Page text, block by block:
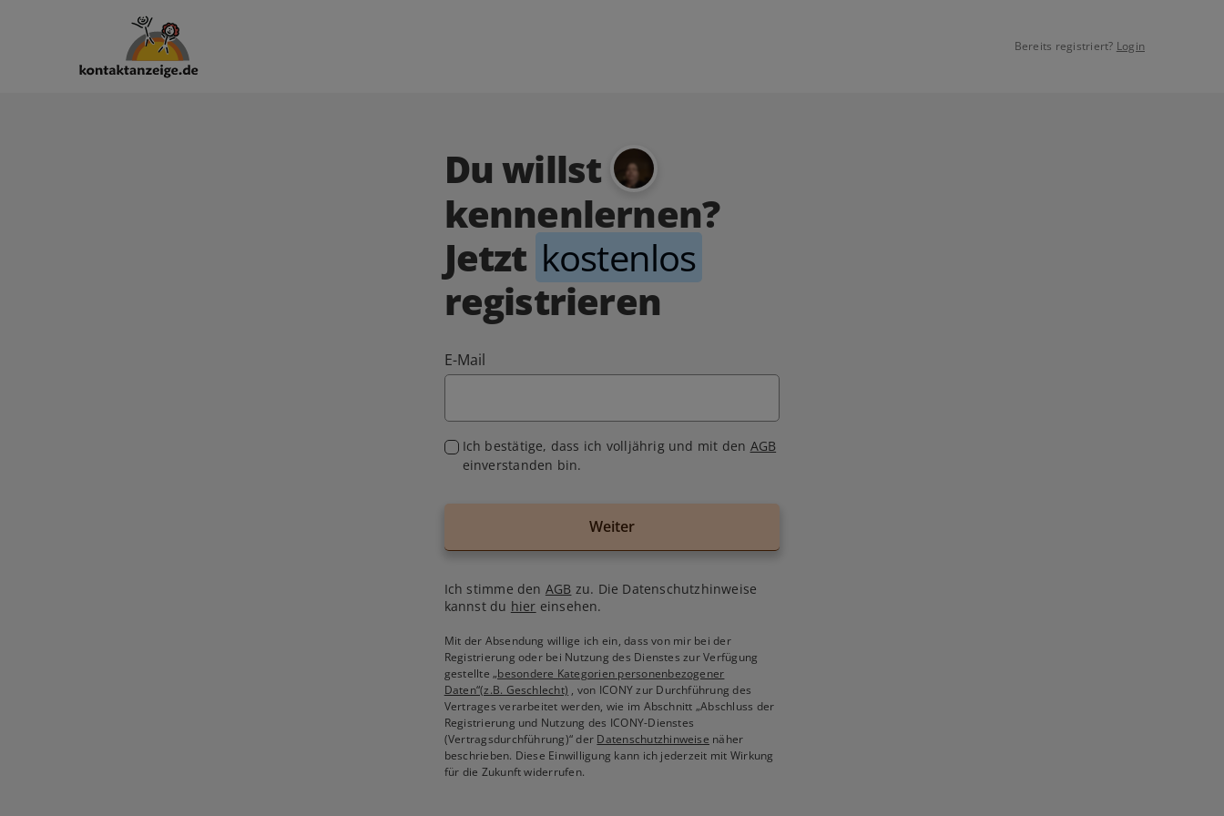
Bereits registriert? Login
Du willst
kennenlernen?
Jetzt kostenlos
registrieren
E-Mail
Ich bestätige, dass ich volljährig und mit den AGB
einverstanden bin.
Weiter
Ich stimme den AGB zu. Die Datenschutzhinweise
kannst du hier einsehen.
Mit der Absendung willige ich ein, dass von mir bei der
Registrierung oder bei Nutzung des Dienstes zur Verfügung
gestellte„besondere Kategorien personenbezogener
Daten“(z.B. Geschlecht) , von ICONY zur Durchführung des
Vertrages verarbeitet werden, wie im Abschnitt „Abschluss der
Registrierung und Nutzung des ICONY-Dienstes
(Vertragsdurchführung)“ der Datenschutzhinweise näher
beschrieben. Diese Einwilligung kann ich jederzeit mit Wirkung
für die Zukunft widerrufen.